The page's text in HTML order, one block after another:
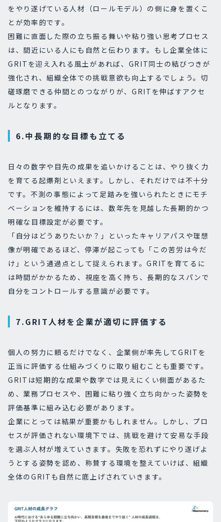
をやり遂げている人材（ロールモデル）の側に身を置くこ
とが効率的です。
困難に直面した際の立ち振る舞いや粘り強い思考プロセス
は、間近にいる人にも自然と伝わります。もし企業全体に
GRITを迎え入れる風土があれば、GRIT同士の結びつきが
強化され、組織全体での挑戦意欲も向上するでしょう。切
磋琢磨できる仲間とのつながりが、GRITを伸ばすアクセ
ルとなります。
6.中長期的な目標も立てる
日々の数字や目先の成果を追いかけることは、やり抜く力
を育てる起爆剤といえます。しかし、それだけでは不十分
です。不測の事態によって足踏みを強いられたときにモチ
ベーションを維持するには、数年先を見越した長期的かつ
明確な目標設定が必要です。
「自分はどうありたいか？」といったキャリアパスや理想
像が明確であるほど、停滞が起こっても「この苦労は今だ
け」という通過点として捉えられます。GRITを育てるに
は時間がかかるため、視座を高く持ち、長期的なスパンで
自分をコントロールする意識が必要です。
7.GRIT人材を企業が適切に評価する
個人の努力に頼るだけでなく、企業側が率先してGRITを
正当に評価する仕組みづくりに取り組むことも重要です。
GRITは短期的な成果や数字では見えにくい側面があるた
め、業務プロセスや、困難に粘り強く立ち向かった姿勢を
評価基準に組み込む必要があります。
企業にとっては結果が重要かもしれません。しかし、プロ
セスが評価されない環境下では、挑戦を避けて安易な手段
を選ぶ人材が増えていきます。失敗を恐れずにやり遂げよ
うとする姿勢を認め、称賛する環境を整えていけば、組織
全体のGRITも自然に底上げされていきます。